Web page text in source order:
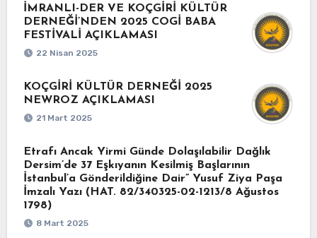
İMRANLI-DER VE KOÇGİRİ KÜLTÜR
DERNEĞİ’NDEN 2025 COGİ BABA
FESTİVALİ AÇIKLAMASI
22 Nisan 2025
KOÇGİRİ KÜLTÜR DERNEĞİ 2025
NEWROZ AÇIKLAMASI
21 Mart 2025
Etrafı Ancak Yirmi Günde Dolaşılabilir Dağlık
Dersim’de 37 Eşkıyanın Kesilmiş Başlarının
İstanbul’a Gönderildiğine Dair” Yusuf Ziya Paşa
İmzalı Yazı (HAT. 82/340325-02-1213/8 Ağustos
1798)
8 Mart 2025